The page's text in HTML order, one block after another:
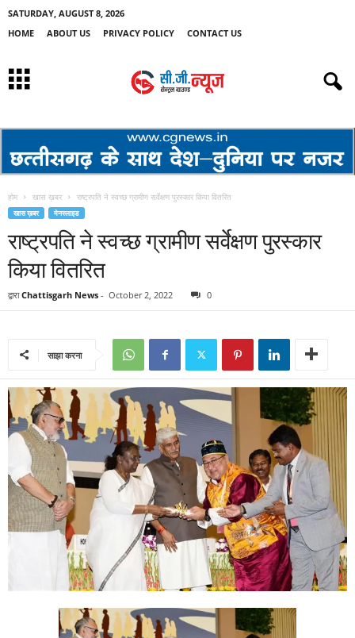
SATURDAY, AUGUST 8, 2026
HOME
ABOUT US PRIVACY POLICY CONTACT US
होम खास ख़बर राष्ट्रपति ने स्वच्छ ग्रामीण सर्वेक्षण पुरस्कार किया वितरित
खास ख़बर मेनस्लाइड
राष्ट्रपति ने स्वच्छ ग्रामीण सर्वेक्षण पुरस्कार
किया वितरित
द्वारा Chattisgarh News - October 2, 2022 0
साझा करना